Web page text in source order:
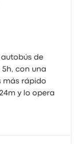
de
con una
más rápido
y lo opera